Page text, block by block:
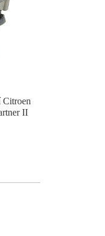
Citroen
II